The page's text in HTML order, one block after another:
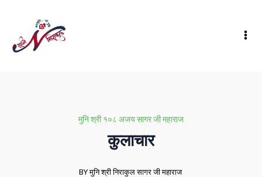
मुनि श्री १०८ अजय सागर जी महाराज
कुलाचार
BY मुनि श्री निराकुल सागर जी महाराज